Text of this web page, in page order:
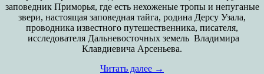
заповедник Приморья, где есть нехоженые тропы и непуганые
звери, настоящая заповедная тайга, родина Дерсу Узала,
проводника известного путешественника, писателя,
исследователя Дальневосточных земель Владимира
Клавдиевича Арсеньева.
Читать далее →